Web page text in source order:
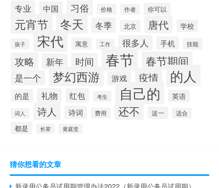
专业 中国 习俗 价格 作者 你可以
元宵节 冬天 冬季 北京 唐代 学校
孩子 宋代 寓意 工作 很多人 手机 技能
攻略 新年 时间 春节 春节期间
是一个 梦幻西游 游戏 疫情 的人
的是 礼物 红包 考生 自己的 英语
词人 诗人 诗词 费用 还不 这一 适合
都是 长辈 黄庭坚
猜你想看的文章
新录用公务员试用期管理办法2022（新录用公务员试用期）